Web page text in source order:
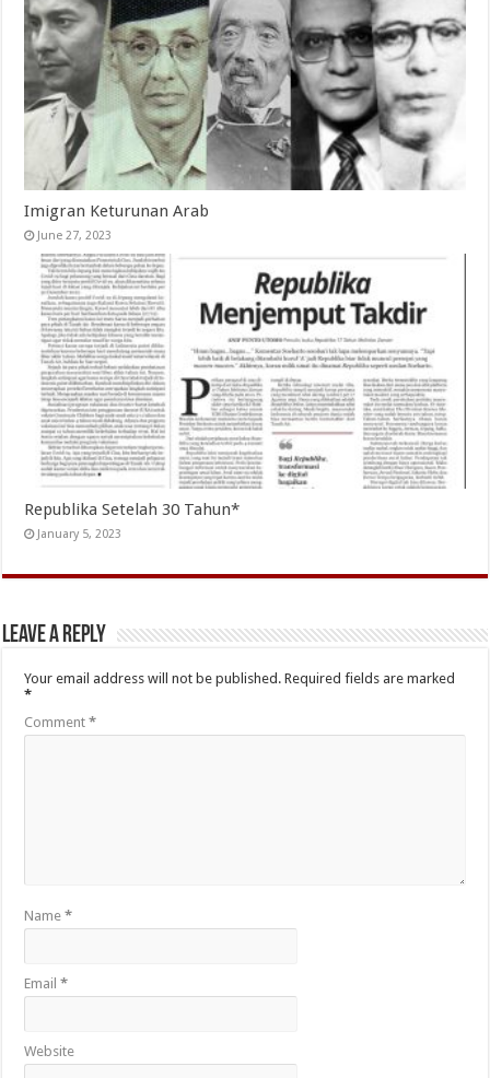
Imigran Keturunan Arab
June 27, 2023
Republika Setelah 30 Tahun*
January 5, 2023
Leave a Reply
Your email address will not be published. Required fields are marked
*
Comment*
Name*
Email*
Website